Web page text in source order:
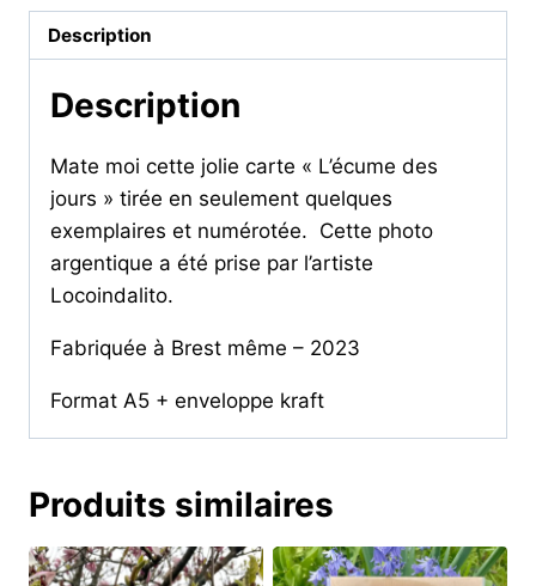
-
carte
Description
Description
Mate moi cette jolie carte « L’écume des
jours » tirée en seulement quelques
exemplaires et numérotée. Cette photo
argentique a été prise par l’artiste
Locoindalito.
Fabriquée à Brest même – 2023
Format A5 + enveloppe kraft
Produits similaires